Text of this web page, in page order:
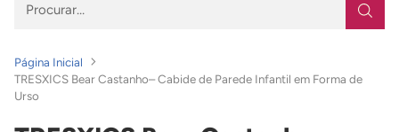
Procurar…
Página Inicial
TRESXICS Bear Castanho– Cabide de Parede Infantil em Forma de
Urso